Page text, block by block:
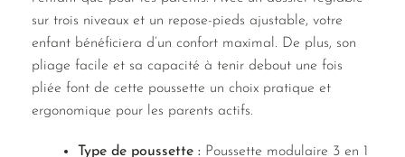
sur trois niveaux et un repose-pieds ajustable, votre
enfant bénéficiera d’un confort maximal. De plus, son
pliage facile et sa capacité à tenir debout une fois
pliée font de cette poussette un choix pratique et
ergonomique pour les parents actifs.
Type de poussette :Poussette modulaire 3 en 1